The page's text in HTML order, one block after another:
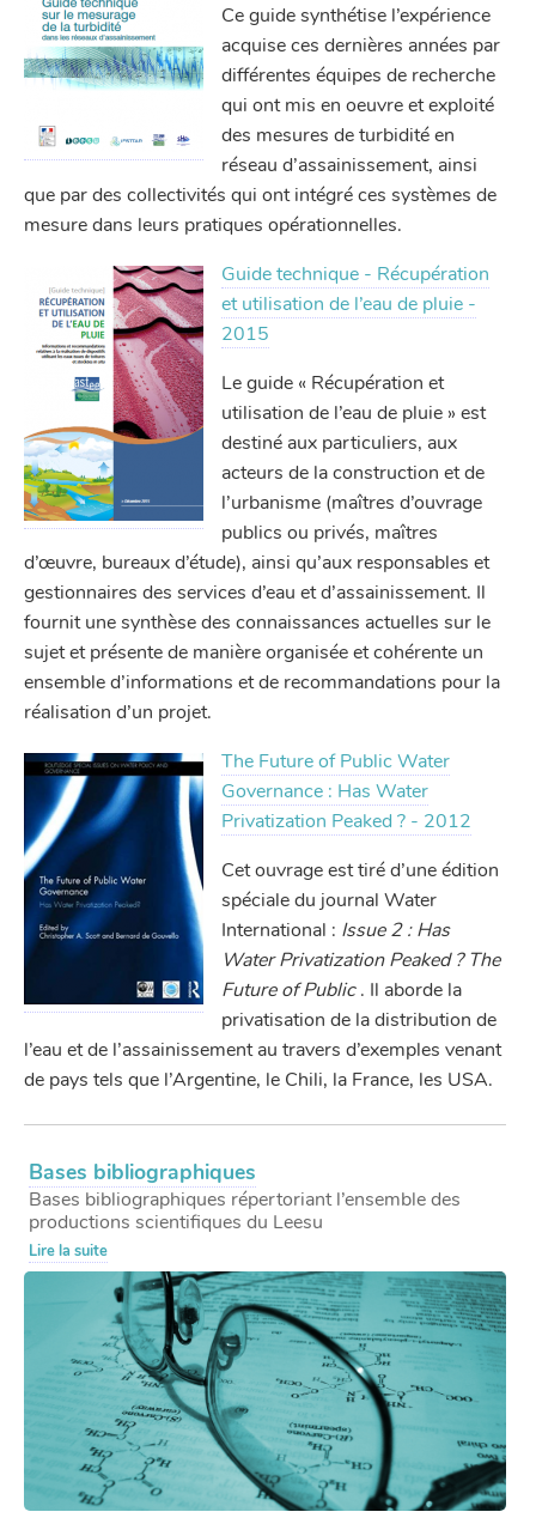
Ce guide synthétise l’expérience
acquise ces dernières années par
différentes équipes de recherche
qui ont mis en oeuvre et exploité
des mesures de turbidité en
réseau d’assainissement, ainsi
que par des collectivités qui ont intégré ces systèmes de
mesure dans leurs pratiques opérationnelles.
Guide technique - Récupération
et utilisation de l’eau de pluie -
2015
Le guide « Récupération et
utilisation de l’eau de pluie » est
destiné aux particuliers, aux
acteurs de la construction et de
l’urbanisme (maîtres d’ouvrage
publics ou privés, maîtres
d’œuvre, bureaux d’étude), ainsi qu’aux responsables et
gestionnaires des services d’eau et d’assainissement. Il
fournit une synthèse des connaissances actuelles sur le
sujet et présente de manière organisée et cohérente un
ensemble d’informations et de recommandations pour la
réalisation d’un projet.
The Future of Public Water
Governance : Has Water
Privatization Peaked ? - 2012
Cet ouvrage est tiré d’une édition
spéciale du journal Water
International : Issue 2 : Has
Water Privatization Peaked ? The
Future of Public. Il aborde la
privatisation de la distribution de
l’eau et de l’assainissement au travers d’exemples venant
de pays tels que l’Argentine, le Chili, la France, les USA.
Bases bibliographiques
Bases bibliographiques répertoriant l’ensemble des
productions scientifiques du Leesu
Lire la suite